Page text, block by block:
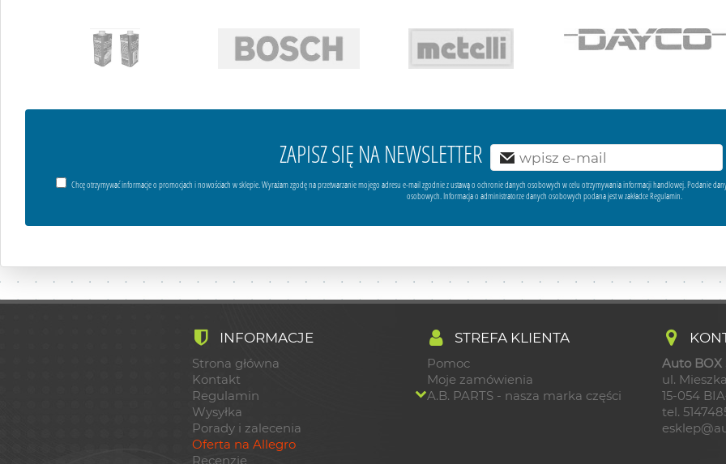
ZAPISZ SIĘ NA NEWSLETTER
Chcę otrzymywać informacje o promocjach i nowościach w sklepie. Wyrażam zgodę na przetwarzanie mojego adresu e-mail zgodnie z ustawą o ochronie danych osobowych w celu otrzymywania informacji handlowej. Podanie
osobowych. Informacja o administratorze danych osobowych podana jest w zakładce Regulamin.
INFORMACJE
Strona główna
Kontakt
Regulamin
Wysyłka
Porady i zalecenia
Oferta na Allegro
Recenzje
STREFA KLIENTA
Pomoc
Moje zamówienia
A.B. PARTS - nasza marka części
Auto BOX
ul.
15-054
tel.